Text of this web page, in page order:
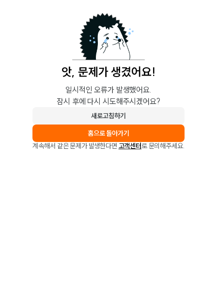
앗, 문제가 생겼어요!
일시적인 오류가 발생했어요.
잠시 후에 다시 시도해주시겠어요?
새로고침하기
홈으로 돌아가기
계속해서 같은 문제가 발생한다면 고객센터로 문의해주세요.